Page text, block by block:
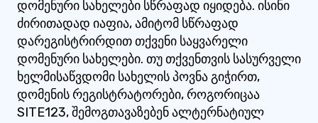
დომენური სახელები სწრაფად იყიდება. ისინი
ძირითადად იაფია, ამიტომ სწრაფად
დარეგისტრირდით თქვენი საყვარელი
დომენური სახელები. თუ თქვენთვის სასურველი
ხელმისაწვდომი სახელის პოვნა გიჭირთ,
დომენის რეგისტრატორები, როგორიცაა
SITE123, შემოგთავაზებენ ალტერნატიულ